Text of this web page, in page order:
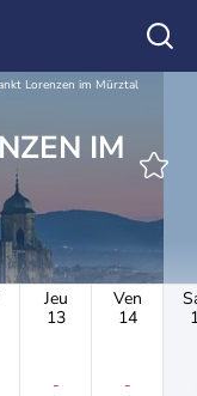
Lorenzen im Mürztal
Jeu
13
-
Ven
14
-